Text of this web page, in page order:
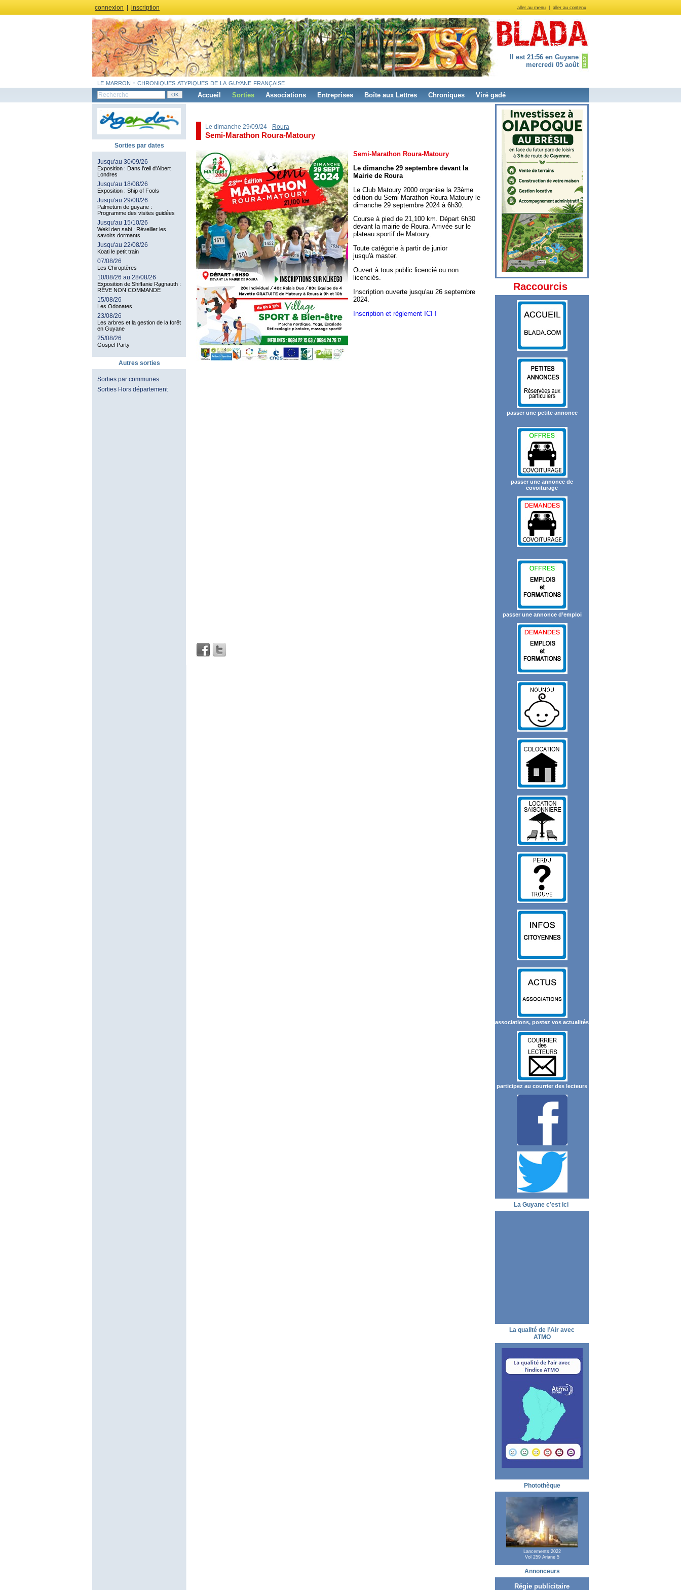
aller au menu aller au contenu
connexion inscription
Il est 21:56 en Guyane
mercredi 05 août
le marron - chroniques atypiques de la guyane française
Accueil Sorties Associations Entreprises Boîte aux Lettres Chroniques Viré gadé
Sorties par dates
Jusqu'au 30/09/26
Exposition : Dans l’œil d'Albert
Londres
Jusqu'au 18/08/26
Exposition : Ship of Fools
Jusqu'au 29/08/26
Palmetum de guyane :
Programme des visites guidées
Jusqu'au 15/10/26
Weki den sabi : Réveiller les
savoirs dormants
Jusqu'au 22/08/26
Koati le petit train
07/08/26
Les Chiroptères
10/08/26 au 28/08/26
Exposition de Shiffanie Ragnauth :
RÊVE NON COMMANDÉ
15/08/26
Les Odonates
23/08/26
Les arbres et la gestion de la forêt
en Guyane
25/08/26
Gospel Party
Autres sorties
Sorties par communes
Sorties Hors département
Le dimanche 29/09/24 - Roura
Semi-Marathon Roura-Matoury
Semi-Marathon Roura-Matoury
Le dimanche 29 septembre devant la
Mairie de Roura
Le Club Matoury 2000 organise la 23ème
édition du Semi Marathon Roura Matoury le
dimanche 29 septembre 2024 à 6h30.
Course à pied de 21,100 km. Départ 6h30
devant la mairie de Roura. Arrivée sur le
plateau sportif de Matoury.
Toute catégorie à partir de junior
jusqu'à master.
Ouvert à tous public licencié ou non
licenciés.
Inscription ouverte jusqu'au 26 septembre
2024.
Inscription et règlement ICI !
Raccourcis
passer une petite annonce
passer une annonce de
covoiturage
passer une annonce d’emploi
associations, postez vos actualités
participez au courrier des lecteurs
La Guyane c’est ici
La qualité de l’Air avec
ATMO
Photothèque
Lancements 2022
Vol 259 Ariane 5
Annonceurs
Régie publicitaire